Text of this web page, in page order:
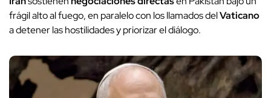
frágil alto al fuego, en paralelo con los llamados delVaticano
a detener las hostilidades y priorizar el diálogo.